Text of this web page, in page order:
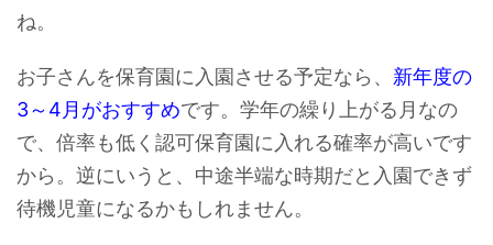
ね。
お子さんを保育園に入園させる予定なら、 新年度の
3～4月がおすすめです。学年の繰り上がる月なの
で、倍率も低く認可保育園に入れる確率が高いです
から。逆にいうと、中途半端な時期だと入園できず
待機児童になるかもしれません。